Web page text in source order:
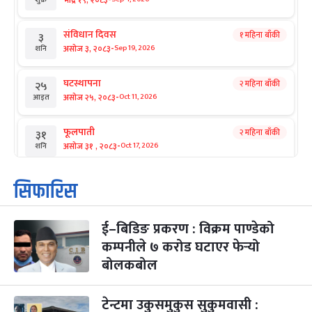
३
शनि
संविधान दिवस
असोज ३, २०८३-Sep 19, 2026
१ महिना बाँकी
२५
आइत
घटस्थापना
असोज २५, २०८३-Oct 11, 2026
२ महिना बाँकी
३१
शनि
फूलपाती
असोज ३१ , २०८३-Oct 17, 2026
२ महिना बाँकी
१
आइत
कार्तिक सङ्क्रान्ति
कार्तिक १, २०८३
३
मंगल
महानवमी
कार्तिक ३, २०८३-Oct 20, 2026
२ महिना बाँकी
४
सिफारिस
ई–बिडिङ प्रकरण : विक्रम पाण्डेको
कम्पनीले ७ करोड घटाएर फेर्‍यो
बोलकबोल
टेन्टमा उकुसमुकुस सुकुमवासी :